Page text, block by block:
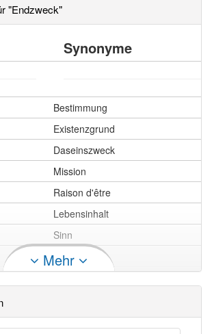
"Endzweck"
Synonyme
Bestimmung
Existenzgrund
Daseinszweck
Mission
Raison d'être
Lebensinhalt
Sinn
Berufung
Lebenszweck
Mehr